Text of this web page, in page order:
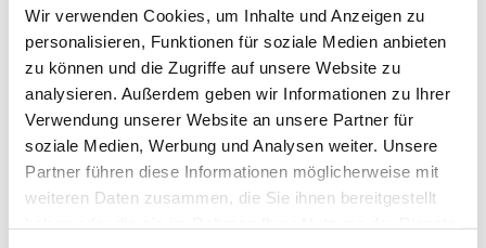
Wir verwenden Cookies, um Inhalte und Anzeigen zu
personalisieren, Funktionen für soziale Medien anbieten
zu können und die Zugriffe auf unsere Website zu
analysieren. Außerdem geben wir Informationen zu Ihrer
Verwendung unserer Website an unsere Partner für
soziale Medien, Werbung und Analysen weiter. Unsere
Partner führen diese Informationen möglicherweise mit
weiteren Daten zusammen, die Sie ihnen bereitgestellt
Mag. Elisabeth Kreuzwieser, Verbund OÖ Museen; Mag. Ronald
Höflechner, OÖ. Landesbibliothek
Modul 4: Verborgene Schätze im Diözesanarchiv Linz
Freitag, 12. Februar 2027, 14:00-17:00 Uhr, Diözesanarchiv Linz,
Harrachstraße 7, 4020 Linz
Mag. Klaus Birngruber M.A., Diözesanarchiv Linz
Modul 5: Das Internet und die EDV als Forschungspartner
Freitag, 5. März 2027, 14:00-20:00 Uhr, Haus der Kultur,